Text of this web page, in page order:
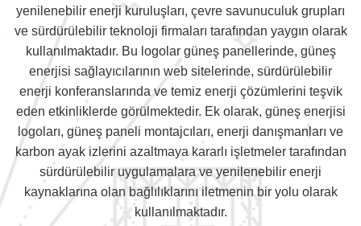
yenilenebilir enerji kuruluşları, çevre savunuculuk grupları
ve sürdürülebilir teknoloji firmaları tarafından yaygın olarak
kullanılmaktadır. Bu logolar güneş panellerinde, güneş
enerjisi sağlayıcılarının web sitelerinde, sürdürülebilir
enerji konferanslarında ve temiz enerji çözümlerini teşvik
eden etkinliklerde görülmektedir. Ek olarak, güneş enerjisi
logoları, güneş paneli montajcıları, enerji danışmanları ve
karbon ayak izlerini azaltmaya kararlı işletmeler tarafından
sürdürülebilir uygulamalara ve yenilenebilir enerji
kaynaklarına olan bağlılıklarını iletmenin bir yolu olarak
kullanılmaktadır.